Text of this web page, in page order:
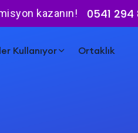
kazanın! 0541 294
Kullanıyor Ortaklık